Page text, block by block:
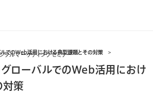
ルでのWeb活用における典型課題とその対策
ルマーケティングセミナー
グローバルでのWeb活用におけ
対策